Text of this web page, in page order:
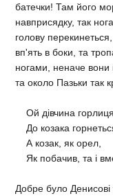
батечки! Там його
навприсядку, так
голову
вп'ять в боки, та
ногами, неначе вони
та около Пазьки так
Ой дiвчина горлиця
До козака
А козак, як орел,
Як побачив, та i
Добре було Денисовi